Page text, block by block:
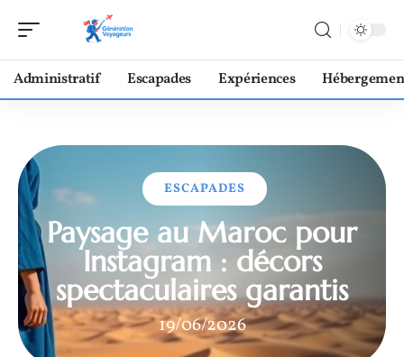
Administratif Escapades Expériences
ESCAPADES
Paysage au Maroc pour
Instagram : décors
spectaculaires garantis
19/06/2026